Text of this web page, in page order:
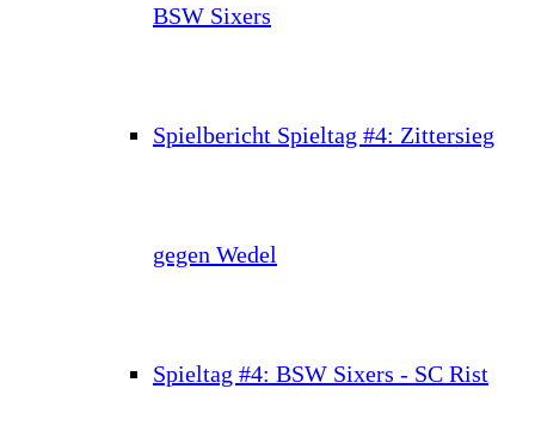
BSW Sixers
Spielbericht Spieltag #4: Zittersieg
gegen Wedel
Spieltag #4: BSW Sixers - SC Rist